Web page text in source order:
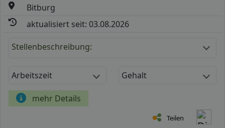
Bitburg
aktualisiert seit: 03.08.2026
Stellenbeschreibung:
Arbeitszeit Gehalt
mehr Details
Teilen